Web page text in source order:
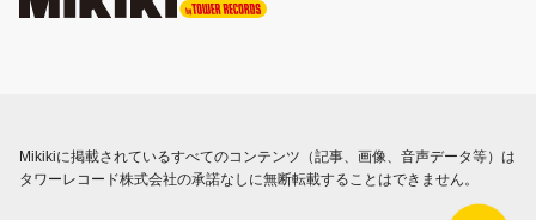
Mikikiに掲載されているすべてのコンテンツ（記事、画像、音声データ等）は
タワーレコード株式会社の承諾なしに無断転載することはできません。